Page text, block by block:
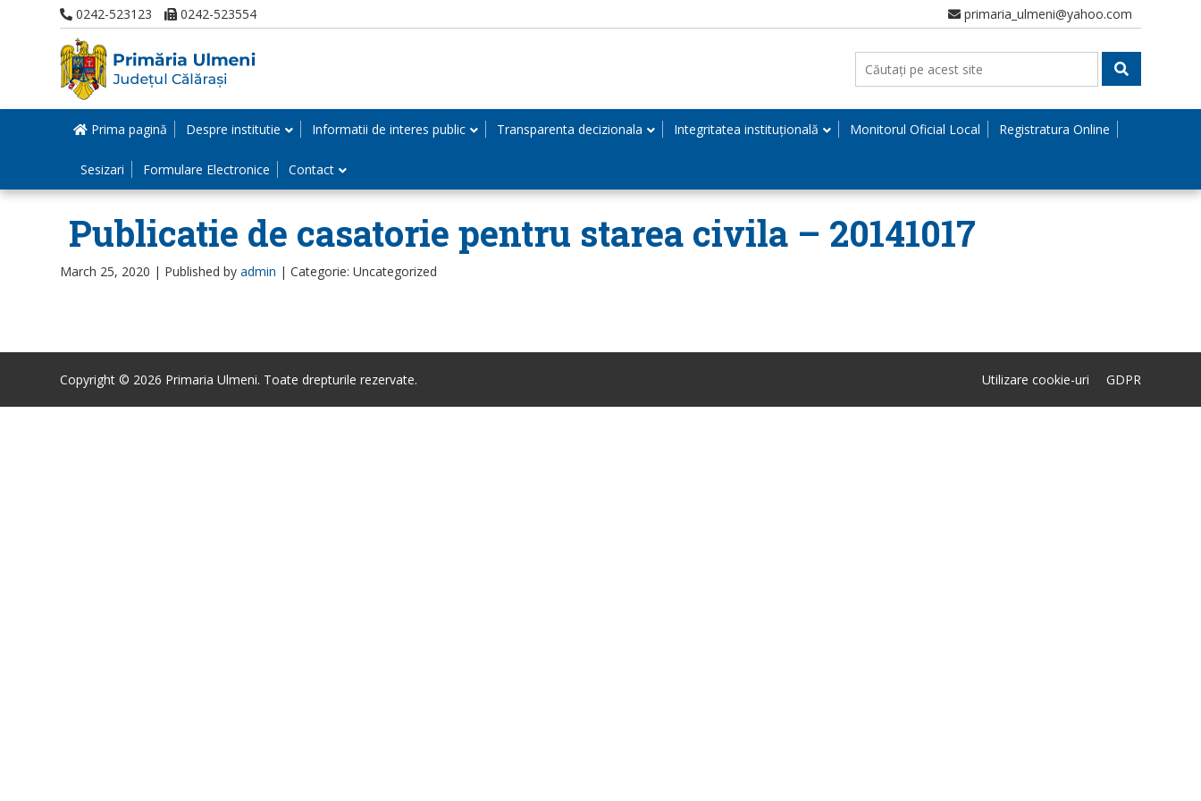
0242-523123 0242-523554 primaria_ulmeni@yahoo.com
Prima pagină Despre institutie Informatii de interes public Transparenta decizionala Integritatea instituțională Monitorul Oficial Local Registratura Online
Sesizari Formulare Electronice Contact
Publicatie de casatorie pentru starea civila – 20141017
March 25, 2020 | Published by admin | Categorie: Uncategorized
Copyright © 2026 Primaria Ulmeni. Toate drepturile rezervate. Utilizare cookie-uri GDPR